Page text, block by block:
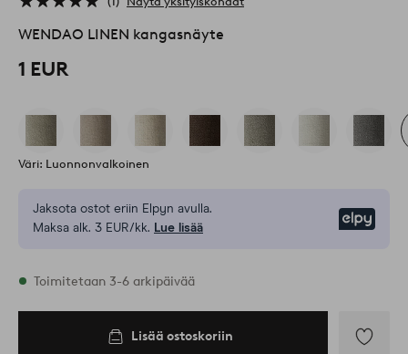
WENDAO LINEN kangasnäyte
1 EUR
Väri: Luonnonvalkoinen
Jaksota ostot eriin Elpyn avulla.
Maksa alk. 3 EUR/kk. Lue lisää
Varastossa
Toimitetaan 3-6 arkipäivää
Lisää ostoskoriin